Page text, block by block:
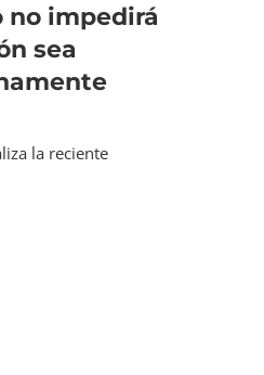
impedirá
sea
la reciente